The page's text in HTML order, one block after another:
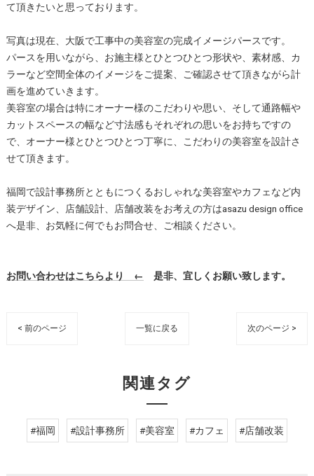
て頂きたいと思っております。
写真は現在、大阪で工事中の美容室の完成イメージパースです。
パースを用いながら、お施主様とひとつひとつ形状や、素材感、カ
ラーなど空間全体のイメージをご提案、ご確認させて頂きながら計
画を進めていきます。
美容室の場合は特にオーナー様のこだわりや思い、そして通路幅や
カットスペースの幅など寸法感もそれぞれの思いをお持ちですの
で、オーナー様とひとつひとつ丁寧に、こだわりの美容室を設計さ
せて頂きます。
福岡で設計事務所とともにつくるおしゃれな美容室やカフェなど内
装デザイン、店舗設計、店舗改装をお考えの方はasazu design office
へ是非、お気軽に何でもお問合せ、ご相談ください。
お問い合わせはこちらより ← 是非、宜しくお願い致します。
< 前のページ 一覧に戻る 次のページ >
関連タグ
#福岡 #設計事務所 #美容室 #カフェ #店舗改装